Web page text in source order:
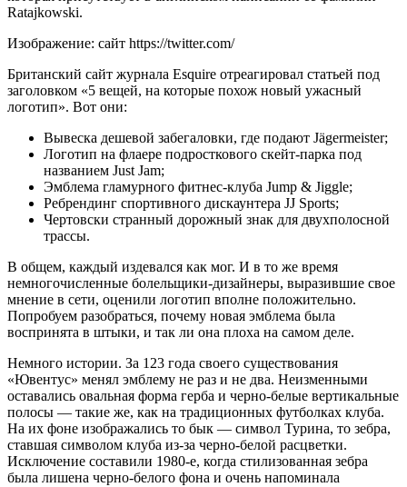
Ratajkowski.
Изображение: сайт https://twitter.com/
Британский сайт журнала Esquire отреагировал статьей под
заголовком «5 вещей, на которые похож новый ужасный
логотип». Вот они:
Вывеска дешевой забегаловки, где подают Jägermeister;
Логотип на флаере подросткового скейт-парка под
названием Just Jam;
Эмблема гламурного фитнес-клуба Jump & Jiggle;
Ребрендинг спортивного дискаунтера JJ Sports;
Чертовски странный дорожный знак для двухполосной
трассы.
В общем, каждый издевался как мог. И в то же время
немногочисленные болельщики-дизайнеры, выразившие свое
мнение в сети, оценили логотип вполне положительно.
Попробуем разобраться, почему новая эмблема была
воспринята в штыки, и так ли она плоха на самом деле.
Немного истории. За 123 года своего существования
«Ювентус» менял эмблему не раз и не два. Неизменными
оставались овальная форма герба и черно-белые вертикальные
полосы — такие же, как на традиционных футболках клуба.
На их фоне изображались то бык — символ Турина, то зебра,
ставшая символом клуба из-за черно-белой расцветки.
Исключение составили 1980-е, когда стилизованная зебра
была лишена черно-белого фона и очень напоминала